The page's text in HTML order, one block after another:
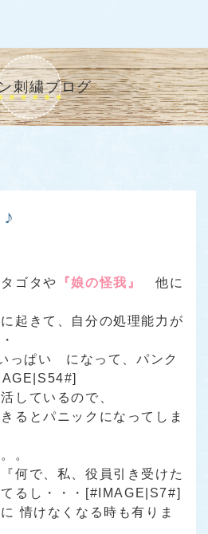
刺繍ブログ
ゴタや 『娘の怪我』
他に
起きて、自分の処理能力が
っぱい
になって、パンク
しているので、
るとパニックになってしま
。
『何で、私、役員引き受けた
るし・・・[#IMAGE|S7#]
情けなくなる時も有りま